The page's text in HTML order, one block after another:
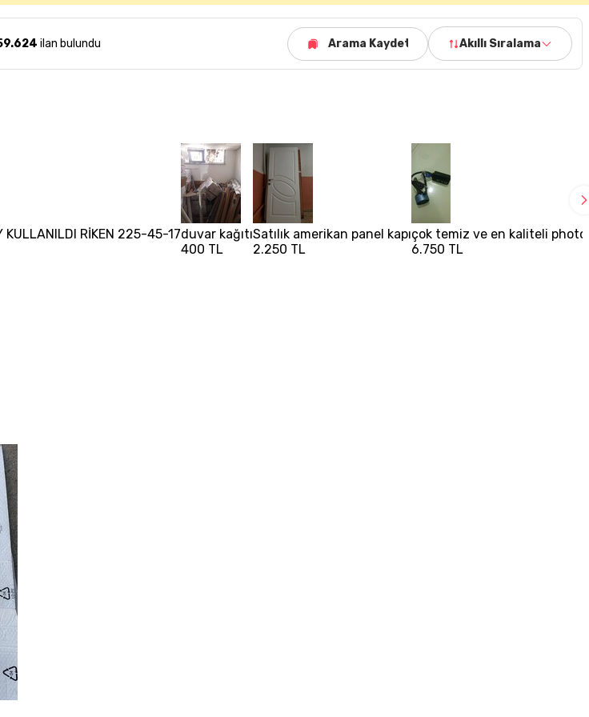
ilan bulundu Arama Kaydet Akıllı Sıralama
KULLANILDI RİKEN 225-45-17duvar kağıtı
400 TL
Satılık amerikan panel kapı
2.250 TL
çok temiz ve en kaliteli
6.750 TL